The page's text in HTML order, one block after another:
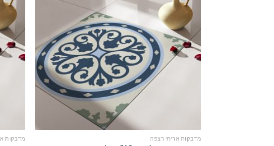
מדבקות אריחי רצפה מדבקות